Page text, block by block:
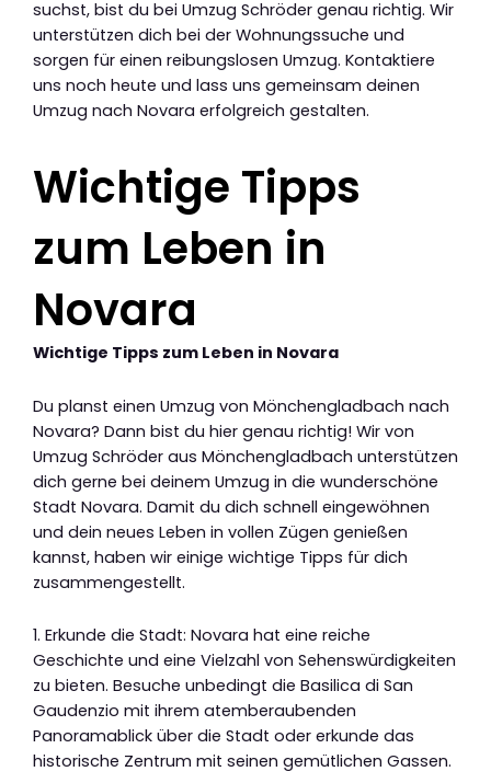
suchst, bist du bei Umzug Schröder genau richtig. Wir
unterstützen dich bei der Wohnungssuche und
sorgen für einen reibungslosen Umzug. Kontaktiere
uns noch heute und lass uns gemeinsam deinen
Umzug nach Novara erfolgreich gestalten.
Wichtige Tipps
zum Leben in
Novara
Wichtige Tipps zum Leben in Novara
Du planst einen Umzug von Mönchengladbach nach
Novara? Dann bist du hier genau richtig! Wir von
Umzug Schröder aus Mönchengladbach unterstützen
dich gerne bei deinem Umzug in die wunderschöne
Stadt Novara. Damit du dich schnell eingewöhnen
und dein neues Leben in vollen Zügen genießen
kannst, haben wir einige wichtige Tipps für dich
zusammengestellt.
1. Erkunde die Stadt: Novara hat eine reiche
Geschichte und eine Vielzahl von Sehenswürdigkeiten
zu bieten. Besuche unbedingt die Basilica di San
Gaudenzio mit ihrem atemberaubenden
Panoramablick über die Stadt oder erkunde das
historische Zentrum mit seinen gemütlichen Gassen.